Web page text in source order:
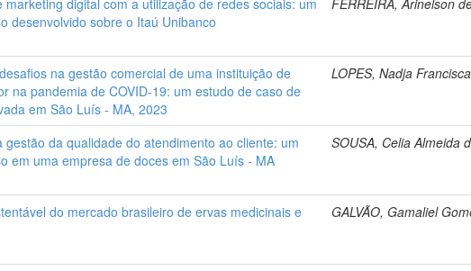
marketing digital com a utilização de redes sociais: um
desenvolvido sobre o Itaú Unibanco
FERREIRA, Arinelson
na gestão comercial de uma instituição de
na pandemia de COVID-19: um estudo de caso de
em São Luís - MA, 2023
LOPES, Nadja
gestão da qualidade do atendimento ao cliente: um
em uma empresa de doces em São Luís - MA
SOUSA, Celia Almeida
do mercado brasileiro de ervas medicinais e
GALVÃO, Gamaliel